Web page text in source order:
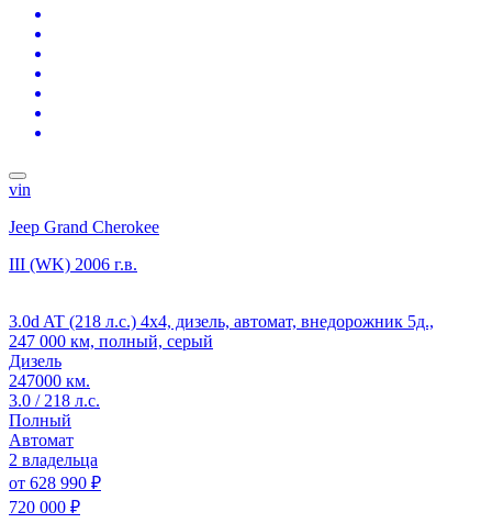
vin
Jeep Grand Cherokee
III (WK) 2006 г.в.
3.0d AT (218 л.с.) 4x4, дизель, автомат, внедорожник 5д.,
247 000 км, полный, серый
Дизель
247000 км.
3.0 / 218 л.с.
Полный
Автомат
2 владельца
от 628 990 ₽
720 000 ₽